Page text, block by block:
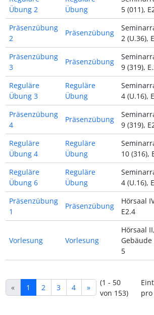
Übung 2
Übung
5 (011),
Präsenzübung
2
Präsenzübung
2 (U.36),
Präsenzübung
3
Präsenzübung
9 (319),
Reguläre
Übung 3
Reguläre
Übung
4 (U.16),
Präsenzübung
4
Präsenzübung
9 (319),
Reguläre
Übung 4
Reguläre
Übung
10 (316),
Reguläre
Übung 6
Reguläre
Übung
4 (U.16),
Präsenzübung
1
Präsenzübung
Hörsaal
E2.4
Vorlesung Vorlesung
Hörsaal II,
Gebäude
5
« 1 2 3 4 »
(1 - 50
von 153)
pro